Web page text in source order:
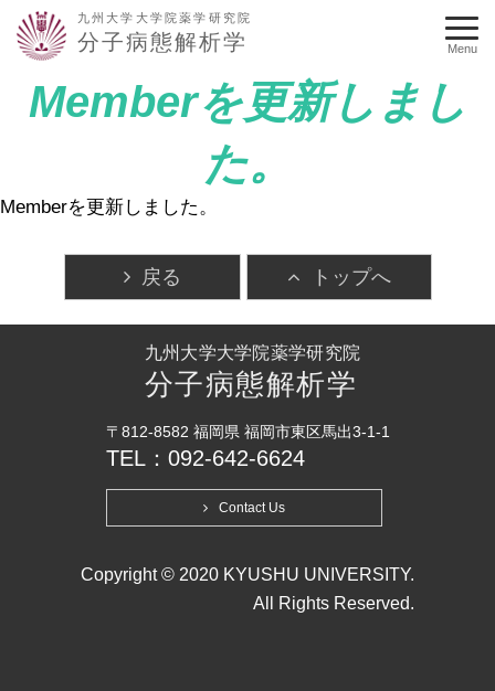
九州大学大学院薬学研究院
分子病態解析学 Menu
Memberを更新しまし
た。
Memberを更新しました。
戻る トップへ
九州大学大学院薬学研究院
分子病態解析学
〒812-8582 福岡県 福岡市東区馬出3-1-1
TEL：092-642-6624
Contact Us
Copyright © 2020 KYUSHU UNIVERSITY.
All Rights Reserved.